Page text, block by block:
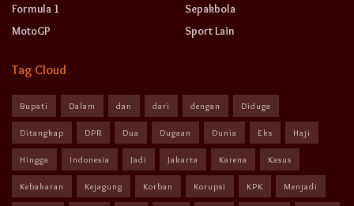
Formula 1
MotoGP
Sepakbola
Sport Lain
Tag Cloud
Bupati Dalam dan dari dengan Diduga
Ditangkap DPR Dua Dugaan Dunia Eks Haji
Hingga Indonesia Jadi Jakarta Karena Kasus
Kebakaran Kejagung Korban Korupsi KPK Menjadi